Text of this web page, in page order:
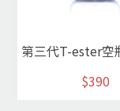
$390